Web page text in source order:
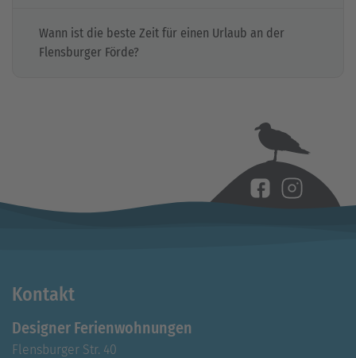
Wann ist die beste Zeit für einen Urlaub an der
Flensburger Förde?
Kontakt
Designer Ferienwohnungen
Flensburger Str. 40